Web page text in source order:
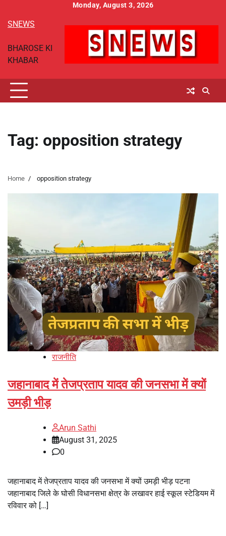
content
Monday, August 3, 2026
SNEWS
BHAROSE KI
KHABAR
Tag: opposition strategy
Home opposition strategy
राजनीति
जहानाबाद में तेजप्रताप यादव की जनसभा में क्यों
उमड़ी भीड़
Arun Sathi
August 31, 2025
0
जहानाबाद में तेजप्रताप यादव की जनसभा में क्यों उमड़ी भीड़ पटना
जहानाबाद जिले के घोसी विधानसभा क्षेत्र के लखावर हाई स्कूल स्टेडियम में
रविवार को […]